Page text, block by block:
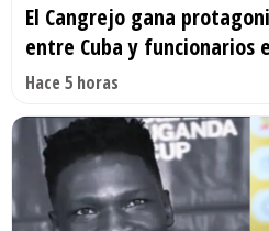
El Cangrejo gana
entre Cuba y funcionarios
Hace 5 horas